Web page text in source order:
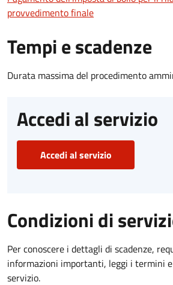
provvedimento finale
Tempi e scadenze
Durata massima del procedimento
Accedi al servizio
Accedi al servizio
Condizioni di
Per conoscere i dettagli di scadenze,
informazioni importanti, leggi i termini
servizio.